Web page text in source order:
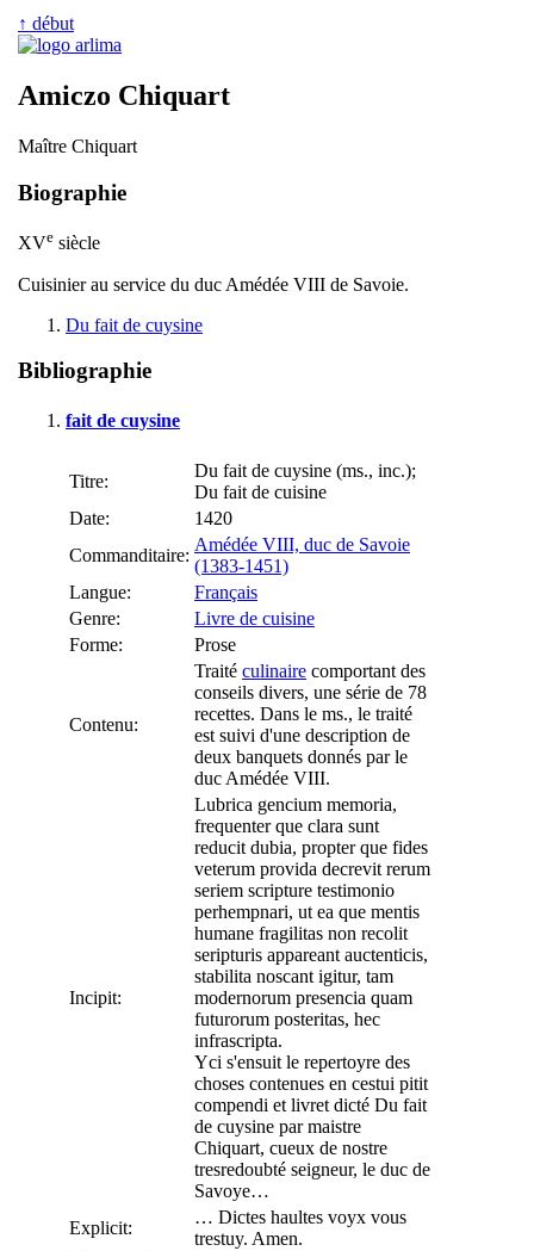
↑ début
Amiczo Chiquart
Maître Chiquart
Biographie
XVe siècle
Cuisinier au service du duc Amédée VIII de Savoie.
Du fait de cuysine
Bibliographie
fait de cuysine
Titre:
Du fait de cuysine (ms., inc.);
Du fait de cuisine
Date:
1420
Commanditaire:
Amédée VIII, duc de Savoie
(1383-1451)
Langue:
Français
Genre:
Livre de cuisine
Forme:
Prose
Contenu:
Traité culinaire comportant des
conseils divers, une série de 78
recettes. Dans le ms., le traité
est suivi d'une description de
deux banquets donnés par le
duc Amédée VIII.
Incipit:
Lubrica gencium memoria,
frequenter que clara sunt
reducit dubia, propter que fides
veterum provida decrevit rerum
seriem scripture testimonio
perhempnari, ut ea que mentis
humane fragilitas non recolit
seripturis appareant auctenticis,
stabilita noscant igitur, tam
modernorum presencia quam
futurorum posteritas, hec
infrascripta.
Yci s'ensuit le repertoyre des
choses contenues en cestui pitit
compendi et livret dicté Du fait
de cuysine par maistre
Chiquart, cueux de nostre
tresredoubté seigneur, le duc de
Savoye…
Explicit:
… Dictes haultes voyx vous
trestuy. Amen.